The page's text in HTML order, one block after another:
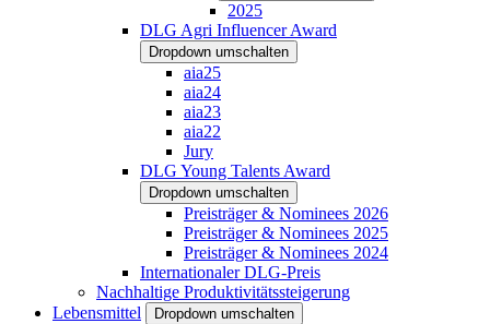
2025
DLG Agri Influencer Award
Dropdown umschalten
aia25
aia24
aia23
aia22
Jury
DLG Young Talents Award
Dropdown umschalten
Preisträger & Nominees 2026
Preisträger & Nominees 2025
Preisträger & Nominees 2024
Internationaler DLG-Preis
Nachhaltige Produktivitätssteigerung
Lebensmittel
Dropdown umschalten